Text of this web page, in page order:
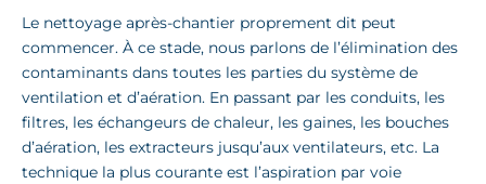
Le nettoyage après-chantier proprement dit peut
commencer. À ce stade, nous parlons de l’élimination des
contaminants dans toutes les parties du système de
ventilation et d’aération. En passant par les conduits, les
filtres, les échangeurs de chaleur, les gaines, les bouches
d’aération, les extracteurs jusqu’aux ventilateurs, etc. La
technique la plus courante est l’aspiration par voie